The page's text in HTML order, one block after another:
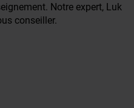
Notre expert, Luk
conseiller.